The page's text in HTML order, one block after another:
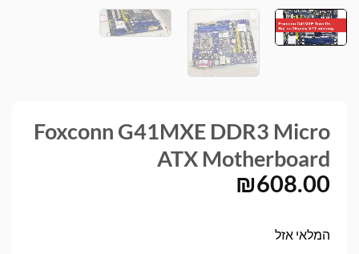
Foxconn G41MXE DDR3 Micro
ATX Motherboard
₪608.00
המלאי אזל